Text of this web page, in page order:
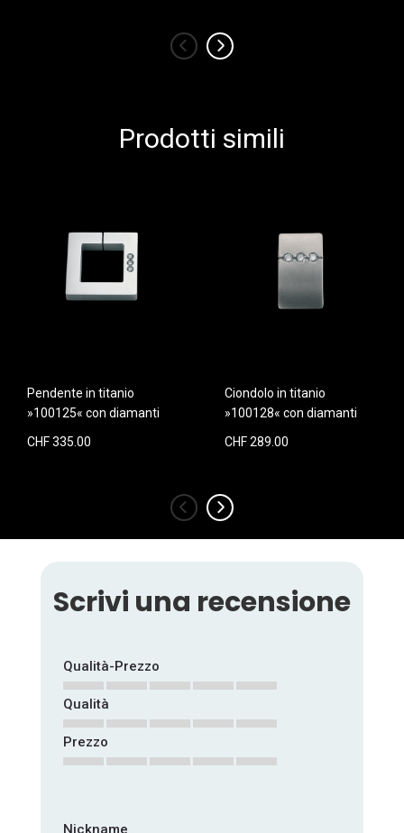
‹ ›
Prodotti simili
Pendente in titanio
»100125« con diamanti
CHF 335.00
Ciondolo in titanio
»100128« con diamanti
CHF 289.00
‹ ›
Scrivi una recensione
Qualità-Prezzo
1
star
2
stars
3
stars
4
stars
5
stars
Qualità
1
star
2
stars
3
stars
4
stars
5
stars
Prezzo
Nickname